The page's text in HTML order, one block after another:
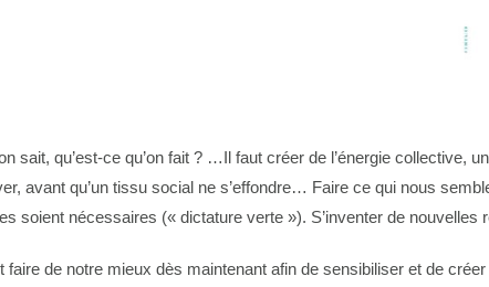
sait, qu’est-ce qu’on fait ? …Il faut créer de l’énergie
avant qu’un tissu social ne s’effondre… Faire ce qui nous
soient nécessaires (« dictature verte »). S’inventer de
faire de notre mieux dès maintenant afin de sensibiliser et de